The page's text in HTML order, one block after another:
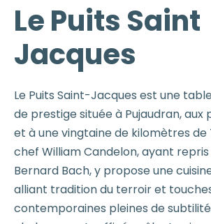
Le Puits Saint
Jacques
Le Puits Saint-Jacques est une
de prestige située à Pujaudran, aux
et à une vingtaine de kilomètres de
chef William Candelon, ayant
Bernard Bach, y propose une
alliant tradition du terroir et
contemporaines pleines de